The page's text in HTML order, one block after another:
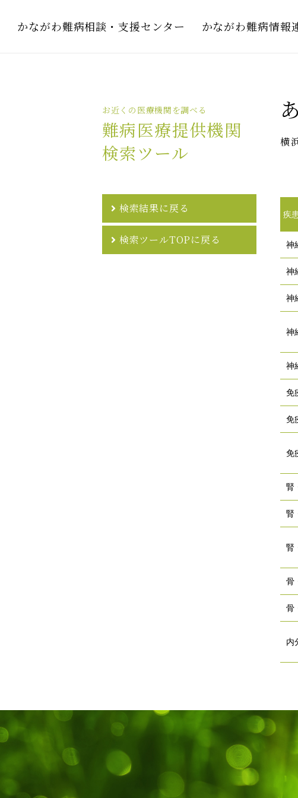
かながわ難病相談・支援センター かながわ難病情報
横
疾
神
神
神
神
神
免
免
免
腎
腎
腎
骨
骨
内
お近くの医療機関を調べる
難病医療提供機関
検索ツール
検索結果に戻る
検索ツールTOPに戻る